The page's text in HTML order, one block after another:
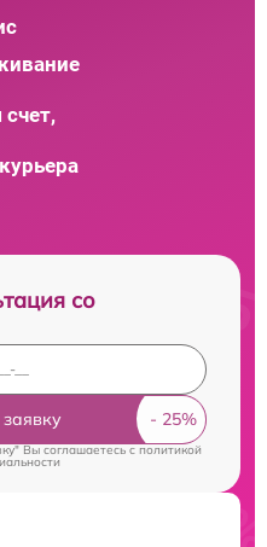
со
Вы соглашаетесь cполитикой